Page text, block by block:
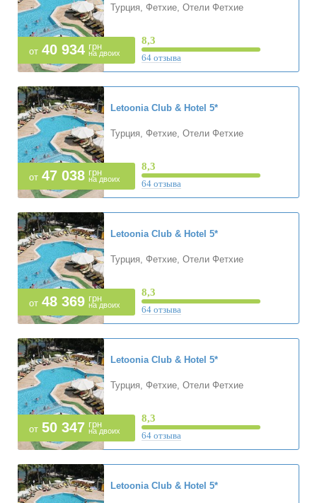
от 40 934 грн
на двоих
Турция, Фетхие, Отели Фетхие
8,3
64 отзыва
от 47 038 грн
на двоих
Letoonia Club & Hotel 5*
Турция, Фетхие, Отели Фетхие
8,3
64 отзыва
от 48 369 грн
на двоих
Letoonia Club & Hotel 5*
Турция, Фетхие, Отели Фетхие
8,3
64 отзыва
от 50 347 грн
на двоих
Letoonia Club & Hotel 5*
Турция, Фетхие, Отели Фетхие
8,3
64 отзыва
Letoonia Club & Hotel 5*